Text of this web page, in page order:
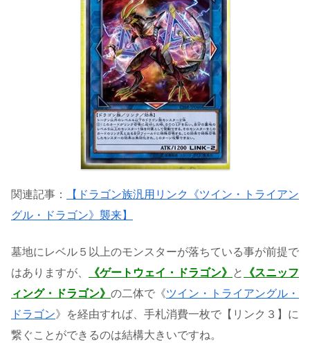
関連記事：
【ドラゴン族汎用リンク《ツイン・トライアン
グル・ドラゴン》襲来】
墓地にレベル５以上のモンスターが落ちている事が前提で
はありますが、
《ゲートウェイ・ドラゴン》 と
《スニッフ
ィング・ドラゴン》 の二体で《ツイン・トライアングル・
ドラゴン》を経由すれば、手札消費一枚で【リンク３】に
繋ぐことができるのは結構大きいですね。